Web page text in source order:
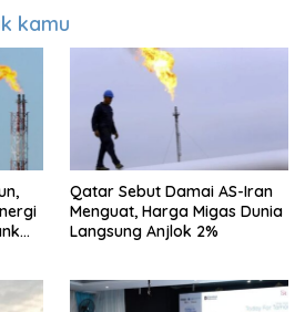
kamu
Qatar Sebut Damai AS-Iran
Menguat, Harga Migas Dunia
Langsung Anjlok 2%